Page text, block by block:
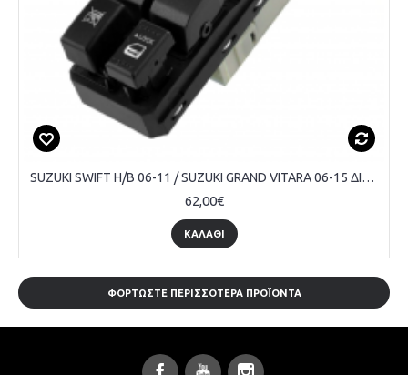
SUZUKI SWIFT H/B 06-11 / SUZUKI GRAND VITARA 06-15 ΔΙΑΚΟΠΤΗΣ ΠΑΡΑΘ. ΕΜΠ. (Τετραπλός) (13pin)
62,00€
ΚΑΛΆΘΙ
ΦΟΡΤΏΣΤΕ ΠΕΡΙΣΣΌΤΕΡΑ ΠΡΟΪΌΝΤΑ